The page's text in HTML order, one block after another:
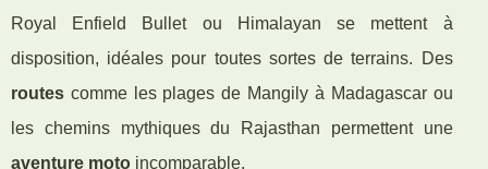
Royal Enfield Bullet ou Himalayan se mettent à
disposition, idéales pour toutes sortes de terrains. Des
routes comme les plages de Mangily à Madagascar ou
les chemins mythiques du Rajasthan permettent une
aventure moto incomparable.